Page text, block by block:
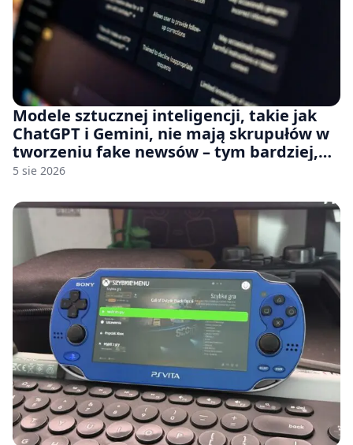
Modele sztucznej inteligencji, takie jak
ChatGPT i Gemini, nie mają skrupułów w
tworzeniu fake newsów – tym bardziej,
jeśli rozmawiasz z nimi po polsku
5 sie 2026